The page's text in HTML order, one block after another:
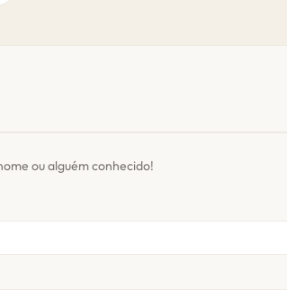
ou alguém conhecido!